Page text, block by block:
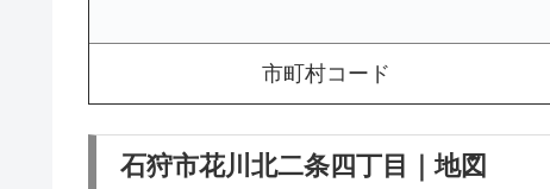
市町村コード
石狩市花川北二条四丁目｜地図